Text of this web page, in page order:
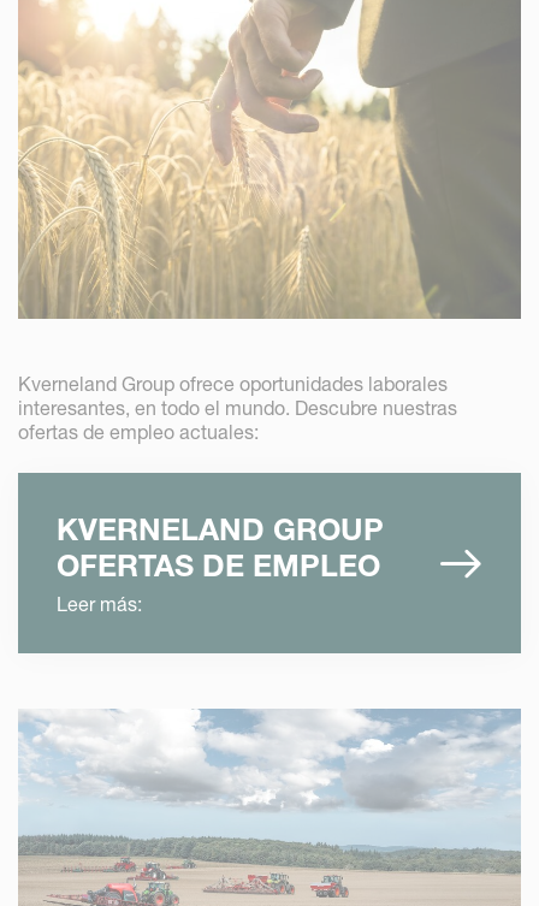
Kverneland Group ofrece oportunidades laborales
interesantes, en todo el mundo. Descubre nuestras
ofertas de empleo actuales:
KVERNELAND GROUP
OFERTAS DE EMPLEO
Leer más: